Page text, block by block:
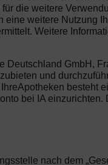
die weitere
weitere Nutzung
Weitere
GmbH,
und
besteht
bei IA
nach dem